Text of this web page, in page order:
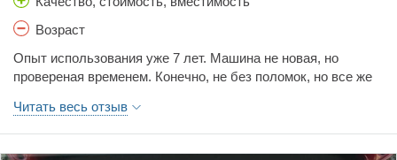
Возраст
Опыт использования уже 7 лет. Машина не новая, но
провереная временем. Конечно, не без поломок, но все же
города больше, чем для загородных трасс. Динамика не
ощущается. В салоне просторно, можно сложить задние
сидения, тогда можно возить крупногабаритные
Читать весь отзыв